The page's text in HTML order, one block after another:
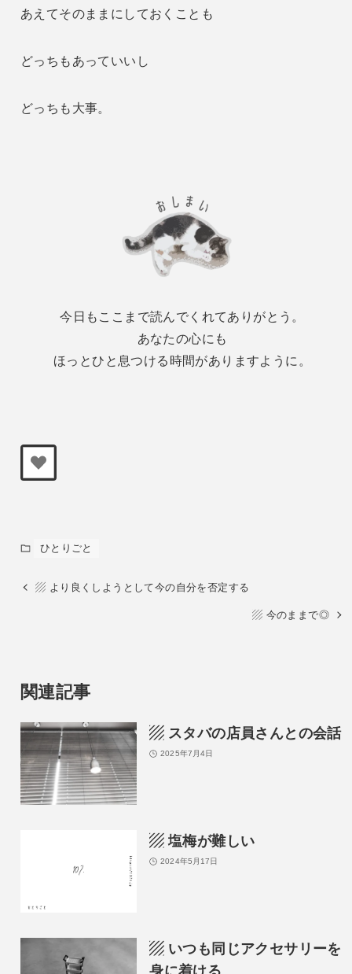
あえてそのままにしておくことも
どっちもあっていいし
どっちも大事。
今日もここまで読んでくれてありがとう。
あなたの心にも
ほっとひと息つける時間がありますように。
ひとりごと
▨ より良くしようとして今の自分を否定する
▨ 今のままで◎
関連記事
▨ スタバの店員さんとの会話
2025年7月4日
▨ 塩梅が難しい
2024年5月17日
▨ いつも同じアクセサリーを